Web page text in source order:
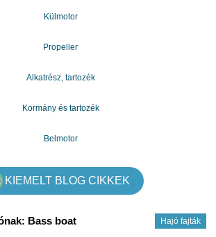
Önnek projektjeiben, vagy
az Ön megelégedésére dolgozunk, online
hogy megismerje annak előrehaladását.
velem kapcsolatba postán:
Külmotor
Propeller
Alkatrész, tartozék
Kormány és tartozék
Belmotor
KIEMELT BLOG CIKKEK
Hajó fajták
Bass boat